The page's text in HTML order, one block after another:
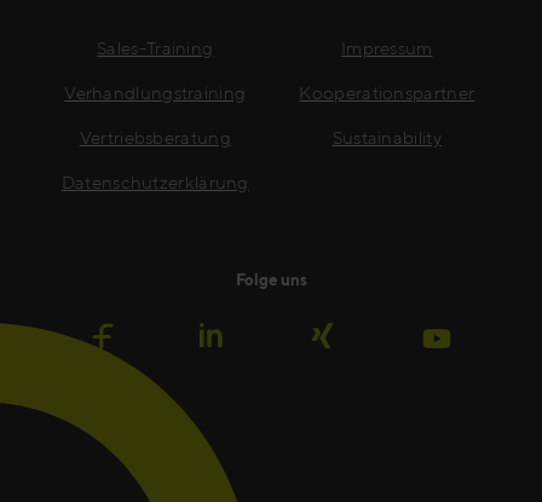
Sales-Training
Verhandlungstraining
Vertriebsberatung
Datenschutzerklärung
Impressum
Kooperationspartner
Sustainability
Folge uns